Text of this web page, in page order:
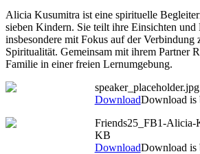
Alicia Kusumitra ist eine spirituelle
sieben Kindern. Sie teilt ihre Einsichten und
insbesondere mit Fokus auf der
Spiritualität. Gemeinsam mit ihrem Partner
Familie in einer freien Lernumgebung.
speaker_placeholder.jpg
DownloadDownload is
Friends25_FB1-Alicia-
KB
DownloadDownload is